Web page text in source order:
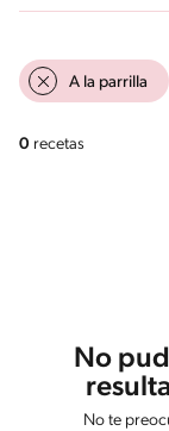
A la parrilla
0 recetas
No
No te